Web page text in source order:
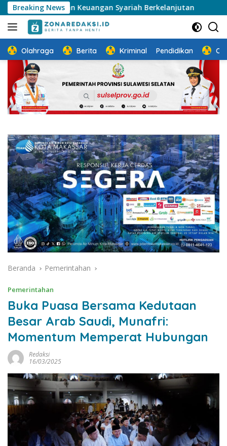
Langsung
ke
konten
Breaking News
dan Keuangan Syariah Berkelanjutan Sosialisasi
Olahraga Berita Kriminal Pendidikan
Beranda Pemerintahan
Pemerintahan
Buka Puasa Bersama Kedutaan
Besar Arab Saudi, Munafri:
Momentum Memperat Hubungan
Redaksi
16/03/2025